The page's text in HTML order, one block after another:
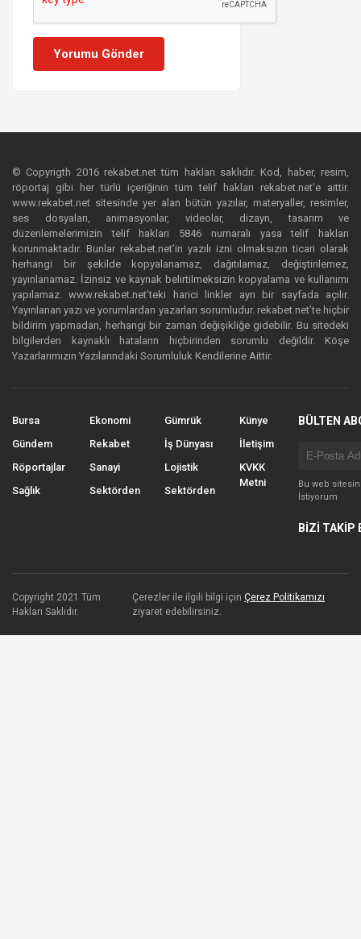
Yorumu Gönder
© Copyrigth 2016 rekabet.net tüm hakları saklıdır. Kod, haber, resim,
röportaj gibi her türlü içeriğinin tüm telif hakları rekabet.net’e aittir.
www.rekabet.net sitesinde yer alan bütün yazılar, materyaller, resimler,
ses dosyaları, animasyonlar, videolar, dizayn, tasarım ve
düzenlemelerimizin telif hakları 5846 numaralı yasa telif hakları
korunmaktadır. Bunlar rekabet.net’in yazılı izni olmaksızın ticari olarak
herhangi bir şekilde kopyalanamaz, dağıtılamaz, değiştirilemez,
yayınlanamaz. İzinsiz ve kaynak belirtilmeksizin kopyalama ve kullanımı
yapılamaz. www.rekabet.net’teki harici linkler ayrı bir sayfada açılır.
Yayınlanan yazı ve yorumlardan yazarları sorumludur. rekabet.net’te hiçbir
bildirim yapmadan, herhangi bir zaman değişikliğe gidebilir. Bu sitedeki
bilgilerden kaynaklı hataların hiçbirinden sorumlu değildir. Köşe
Yazarlarımızın Yazılarındaki Sorumluluk Kendilerine Aittir.
Bursa
Gündem
Röportajlar
Sağlık
Ekonomi
Rekabet
Sanayi
Sektörden
Gümrük
İş Dünyası
Lojistik
Sektörden
Künye
İletişim
KVKK
Metni
BÜLTEN
Bu web
İstiyorum
BİZİ TAKİP
Copyright 2021 Tüm
Hakları Saklıdır.
Çerezler ile ilgili bilgi içinÇerez Politikamızı
ziyaret edebilirsiniz.